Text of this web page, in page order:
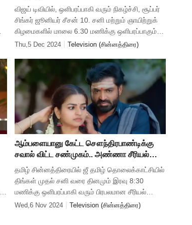
விஜய் டிவியில், ஒளிபரப்பாகி வரும் நிகழ்ச்சி, சூப்பர்
சிங்கர் ஜூனியர் சீசன் 10. சனி மற்றும் ஞாயிற்றுக்
கிழமைகளில் மாலை 6.30 மணிக்கு ஒளிபரப்பாகும்
இதில், 6 முதல் 15 வயதுக்குள்ளான குழந்தைகள்,
Thu,5 Dec 2024 Television (சின்னத்திரை)
ஆம்பளையானு கேட்ட சௌந்திரபாண்டிக்கு
சவால் விட்ட சண்முகம்.‌‌. அண்ணா சீரியல்
இன்றைய எபிசோட் அப்டேட்
தமிழ் சின்னத்திரையில் ஜீ தமிழ் தொலைக்காட்சியில்
திங்கள் முதல் சனி வரை தினமும் இரவு 8:30
மணிக்கு ஒளிபரப்பாகி வரும் பிரபலமான சீரியல்
அண்ணா. இந்த சீரியலில் நேற்றைய எபிசோடில்
Wed,6 Nov 2024 Television (சின்னத்திரை)